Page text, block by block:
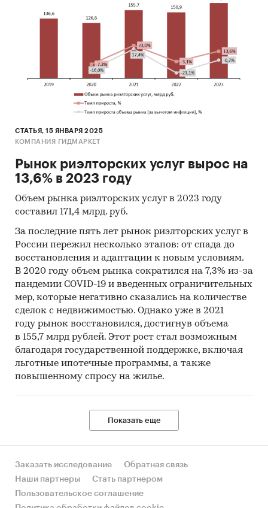
СТАТЬЯ, 15 ЯНВАРЯ 2025
КОМПАНИЯ ГИДМАРКЕТ
Рынок риэлторских услуг вырос на
13,6% в 2023 году
Объем рынка риэлторских услуг в 2023 году
составил 171,4 млрд. руб.
За последние пять лет рынок риэлторских услуг в
России пережил несколько этапов: от спада до
восстановления и адаптации к новым условиям.
В 2020 году объем рынка сократился на 7,3% из-за
пандемии COVID-19 и введенных ограничительных
мер, которые негативно сказались на количестве
сделок с недвижимостью. Однако уже в 2021
году рынок восстановился, достигнув объема
в 155,7 млрд рублей. Этот рост стал возможным
благодаря государственной поддержке, включая
льготные ипотечные программы, а также
повышенному спросу на жилье.
Показать еще
Заказать исследование
Обратная связь
Наши партнеры
Стать партнером
Пользовательское соглашение